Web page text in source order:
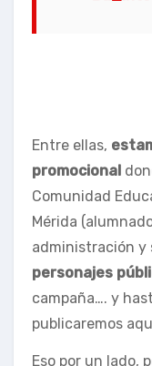
Entre ellas,
promocional
Comunidad
Mérida
administración y
personajes
campaña…. y
publicaremos
Eso por un lado,